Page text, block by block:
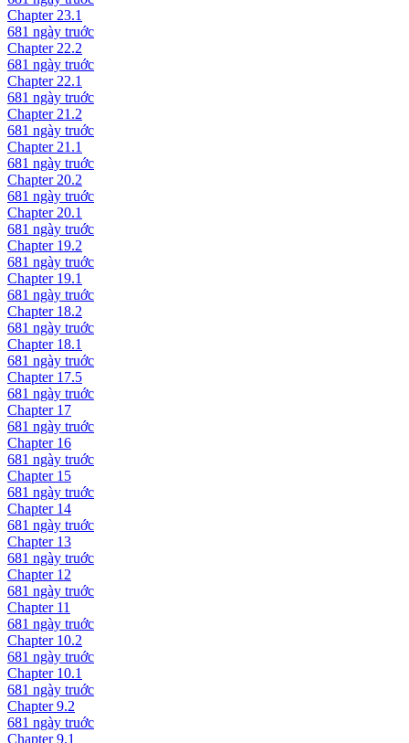
Chapter 23.1
681 ngày truớc
Chapter 22.2
681 ngày truớc
Chapter 22.1
681 ngày truớc
Chapter 21.2
681 ngày truớc
Chapter 21.1
681 ngày truớc
Chapter 20.2
681 ngày truớc
Chapter 20.1
681 ngày truớc
Chapter 19.2
681 ngày truớc
Chapter 19.1
681 ngày truớc
Chapter 18.2
681 ngày truớc
Chapter 18.1
681 ngày truớc
Chapter 17.5
681 ngày truớc
Chapter 17
681 ngày truớc
Chapter 16
681 ngày truớc
Chapter 15
681 ngày truớc
Chapter 14
681 ngày truớc
Chapter 13
681 ngày truớc
Chapter 12
681 ngày truớc
Chapter 11
681 ngày truớc
Chapter 10.2
681 ngày truớc
Chapter 10.1
681 ngày truớc
Chapter9.2
681 ngày truớc
Chapter9.1